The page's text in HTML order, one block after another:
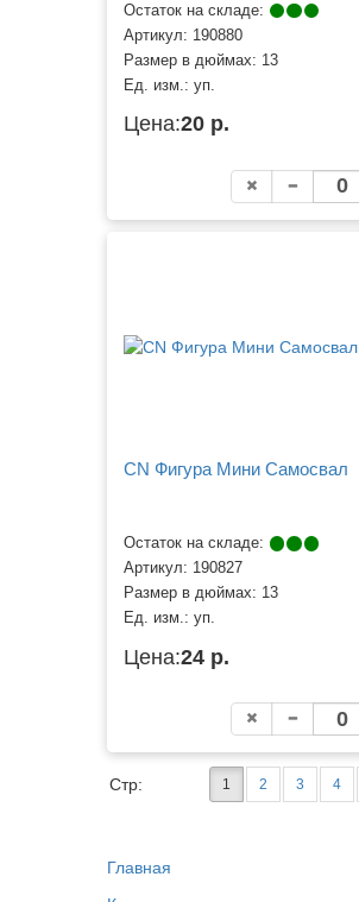
Остаток на складе:
Артикул: 190880
Размер в дюймах: 13
Ед. изм.: уп.
Цена:20 р.
CN Фигура Мини Самосвал
Остаток на складе:
Артикул: 190827
Размер в дюймах: 13
Ед. изм.: уп.
Цена:24 р.
Стр: 1 2 3 4
Главная